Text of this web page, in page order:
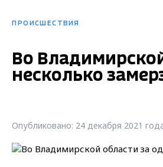
ПРОИСШЕСТВИЯ
Во
несколько
Опубликовано: 24 декабря 2021